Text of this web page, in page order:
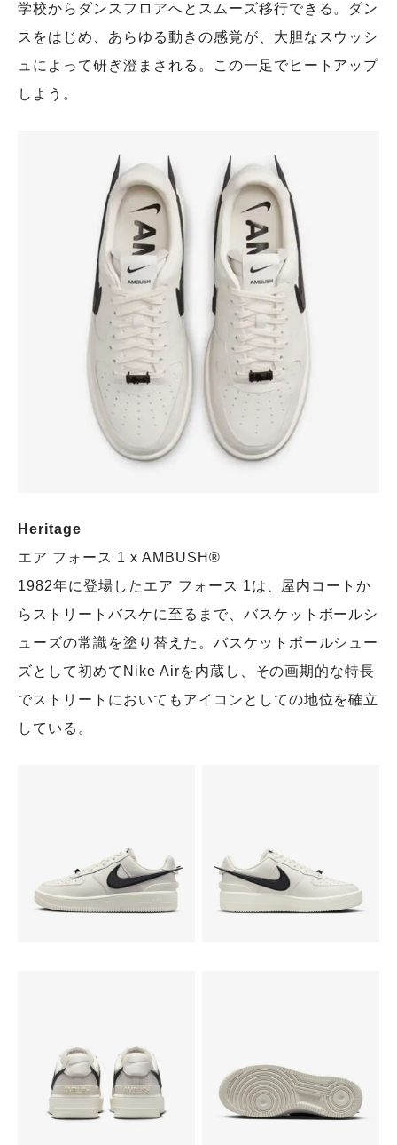
学校からダンスフロアへとスムーズ移行できる。ダン
スをはじめ、あらゆる動きの感覚が、大胆なスウッシ
ュによって研ぎ澄まされる。この一足でヒートアップ
しよう。
Heritage
エア フォース 1 x AMBUSH®️
1982年に登場したエア フォース 1は、屋内コートか
らストリートバスケに至るまで、バスケットボールシ
ューズの常識を塗り替えた。バスケットボールシュー
ズとして初めてNike Airを内蔵し、その画期的な特長
でストリートにおいてもアイコンとしての地位を確立
している。